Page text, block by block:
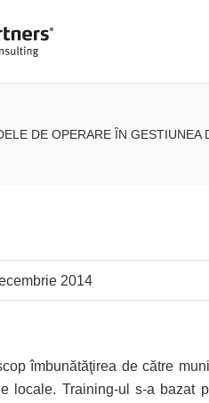
DE OPERARE ÎN GESTIUNEA
2014
îmbunătăţirea de către
locale. Training-ul s-a bazat